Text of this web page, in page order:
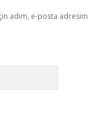
adım, e-posta adresim